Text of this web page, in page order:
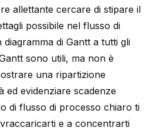
allettante cercare di stipare il
possibile nel flusso di
di Gantt a tutti gli
sono utili, ma non è
una ripartizione
ed evidenziare scadenze
di flusso di processo chiaro ti
e a concentrarti